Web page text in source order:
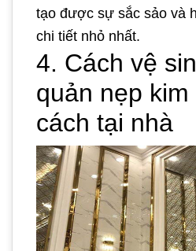
tạo được sự sắc sảo và
chi tiết nhỏ nhất.
4. Cách vệ
quản nẹp kim
cách tại nhà